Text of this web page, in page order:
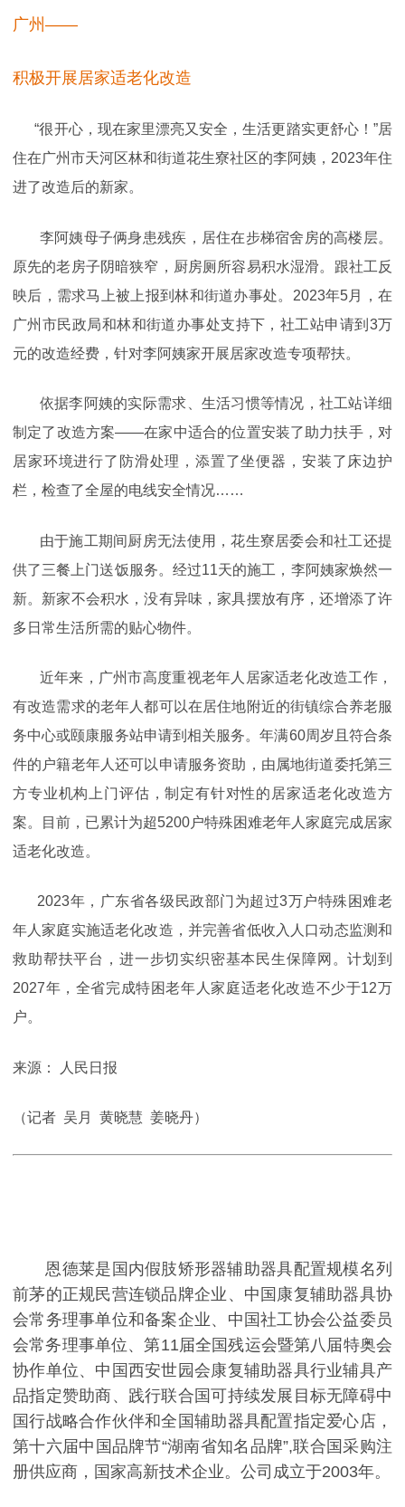
广州——
积极开展居家适老化改造
“很开心，现在家里漂亮又安全，生活更踏实更舒心！”居
住在广州市天河区林和街道花生寮社区的李阿姨，2023年住
进了改造后的新家。
李阿姨母子俩身患残疾，居住在步梯宿舍房的高楼层。
原先的老房子阴暗狭窄，厨房厕所容易积水湿滑。跟社工反
映后，需求马上被上报到林和街道办事处。2023年5月，在
广州市民政局和林和街道办事处支持下，社工站申请到3万
元的改造经费，针对李阿姨家开展居家改造专项帮扶。
依据李阿姨的实际需求、生活习惯等情况，社工站详细
制定了改造方案——在家中适合的位置安装了助力扶手，对
居家环境进行了防滑处理，添置了坐便器，安装了床边护
栏，检查了全屋的电线安全情况……
由于施工期间厨房无法使用，花生寮居委会和社工还提
供了三餐上门送饭服务。经过11天的施工，李阿姨家焕然一
新。新家不会积水，没有异味，家具摆放有序，还增添了许
多日常生活所需的贴心物件。
近年来，广州市高度重视老年人居家适老化改造工作，
有改造需求的老年人都可以在居住地附近的街镇综合养老服
务中心或颐康服务站申请到相关服务。年满60周岁且符合条
件的户籍老年人还可以申请服务资助，由属地街道委托第三
方专业机构上门评估，制定有针对性的居家适老化改造方
案。目前，已累计为超5200户特殊困难老年人家庭完成居家
适老化改造。
2023年，广东省各级民政部门为超过3万户特殊困难老
年人家庭实施适老化改造，并完善省低收入人口动态监测和
救助帮扶平台，进一步切实织密基本民生保障网。计划到
2027年，全省完成特困老年人家庭适老化改造不少于12万
户。
来源： 人民日报
（记者 吴月 黄晓慧 姜晓丹）
恩德莱是国内假肢矫形器辅助器具配置规模名列
前茅的正规民营连锁品牌企业、中国康复辅助器具协
会常务理事单位和备案企业、中国社工协会公益委员
会常务理事单位、第11届全国残运会暨第八届特奥会
协作单位、中国西安世园会康复辅助器具行业辅具产
品指定赞助商、践行联合国可持续发展目标无障碍中
国行战略合作伙伴和全国辅助器具配置指定爱心店，
第十六届中国品牌节“湖南省知名品牌”,联合国采购注
册供应商，国家高新技术企业。公司成立于2003年。